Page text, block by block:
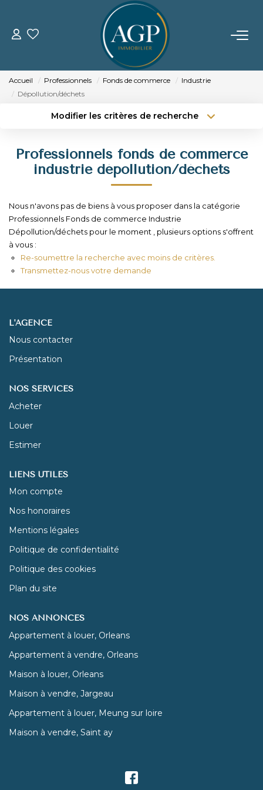
ACHETER
Estimer Votre Bien
LOUER
GERER
NOTRE AGENCE
NOUS REJOINDRE
Accueil Professionnels Fonds de commerce
Industrie
Dépollution/déchets
Modifier les critères de recherche
Sélectionnez...
Type de bien
Surface min
Créer une alerte
Professionnels fonds de commerce
industrie dépollution/déchets
Nous n'avons pas de biens à vous proposer dans la catégorie
Professionnels Fonds de commerce Industrie
Dépollution/déchets pour le moment , plusieurs options s'offrent
à vous :
Re-soumettre la recherche avec moins de critères.
Transmettez-nous votre demande
L'AGENCE
Nous contacter
Présentation
NOS SERVICES
Acheter
Louer
Estimer
LIENS UTILES
Mon compte
Nos honoraires
Mentions légales
Politique de confidentialité
Politique des cookies
Plan du site
NOS ANNONCES
Appartement à louer, Orleans
Appartement à vendre, Orleans
Maison à louer, Orleans
Maison à vendre, Jargeau
Appartement à louer, Meung sur loire
Maison à vendre, Saint ay